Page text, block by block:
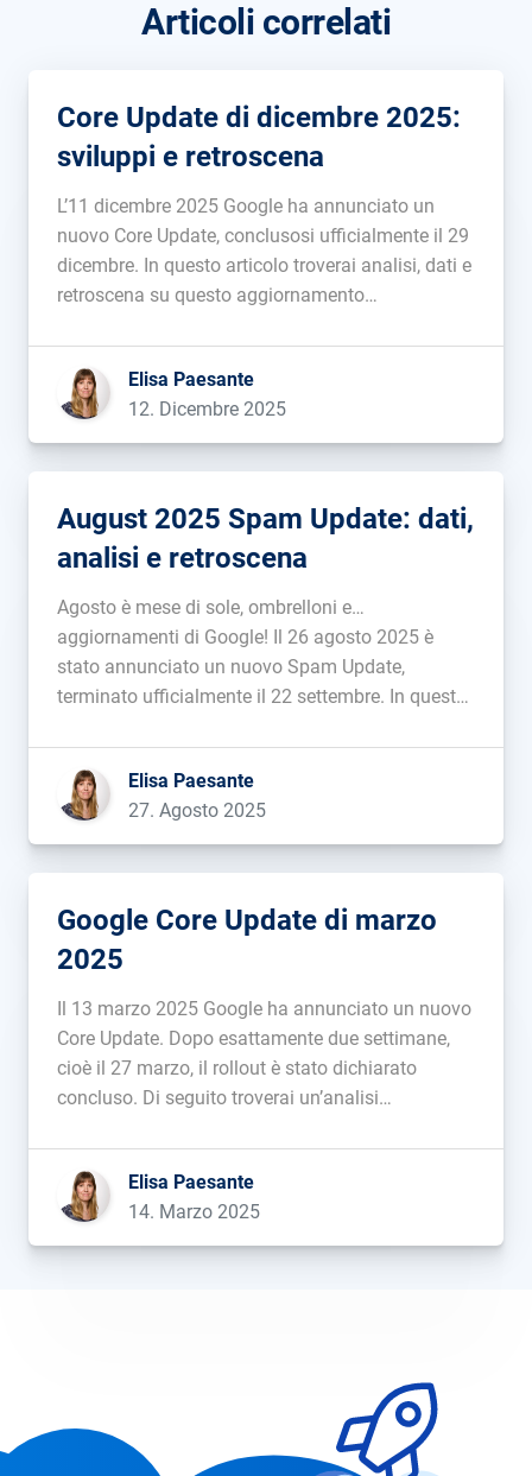
Articoli correlati
Core Update di dicembre 2025:
sviluppi e retroscena
L’11 dicembre 2025 Google ha annunciato un
nuovo Core Update, conclusosi ufficialmente il 29
dicembre. In questo articolo troverai analisi, dati e
retroscena su questo aggiornamento
Elisa Paesante
12. Dicembre 2025
August 2025 Spam Update: dati,
analisi e retroscena
Agosto è mese di sole, ombrelloni e…
aggiornamenti di Google! Il 26 agosto 2025 è
stato annunciato un nuovo Spam Update,
terminato ufficialmente il 22 settembre. In questo
successo....
Elisa Paesante
27. Agosto 2025
Google Core Update di marzo
2025
Il 13 marzo 2025 Google ha annunciato un nuovo
Core Update. Dopo esattamente due settimane,
cioè il 27 marzo, il rollout è stato dichiarato
concluso. Di seguito troverai un’analisi
e Loser....
Elisa Paesante
14. Marzo 2025